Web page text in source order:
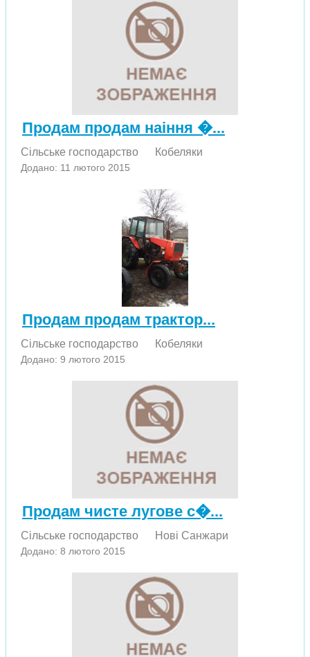
Продам продам наіння �...
Сільське господарство Кобеляки
Додано: 11 лютого 2015
Продам продам трактор...
Сільське господарство Кобеляки
Додано: 9 лютого 2015
Продам чисте лугове с�...
Сільське господарство Нові Санжари
Додано: 8 лютого 2015